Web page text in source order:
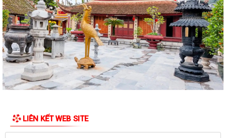
CẢI CÁCH HÀNH CHÍNH GẮN VỚI XÂY DỰNG CHÍNH QUYỀN SỐ – NỀN
TẢNG PHÁT TRIỂN BỀN VỮNG CỦA PHƯỜNG CHU...
CẢI CÁCH HÀNH CHÍNH – ĐỘNG LỰC XÂY DỰNG CHÍNH QUYỀN PHỤC
VỤ TẠI PHƯỜNG CHU VĂN AN
CHUYỂN ĐỔI SỐ – ĐỘNG LỰC THÚC ĐẨY CẢI CÁCH HÀNH CHÍNH TẠI
PHƯỜNG CHU VĂN AN
UBND PHƯỜNG CHU VĂN AN TRIỂN KHAI CÔNG TÁC ĐO ĐẠC, LẬP BẢN
LIÊN KẾT WEB SITE